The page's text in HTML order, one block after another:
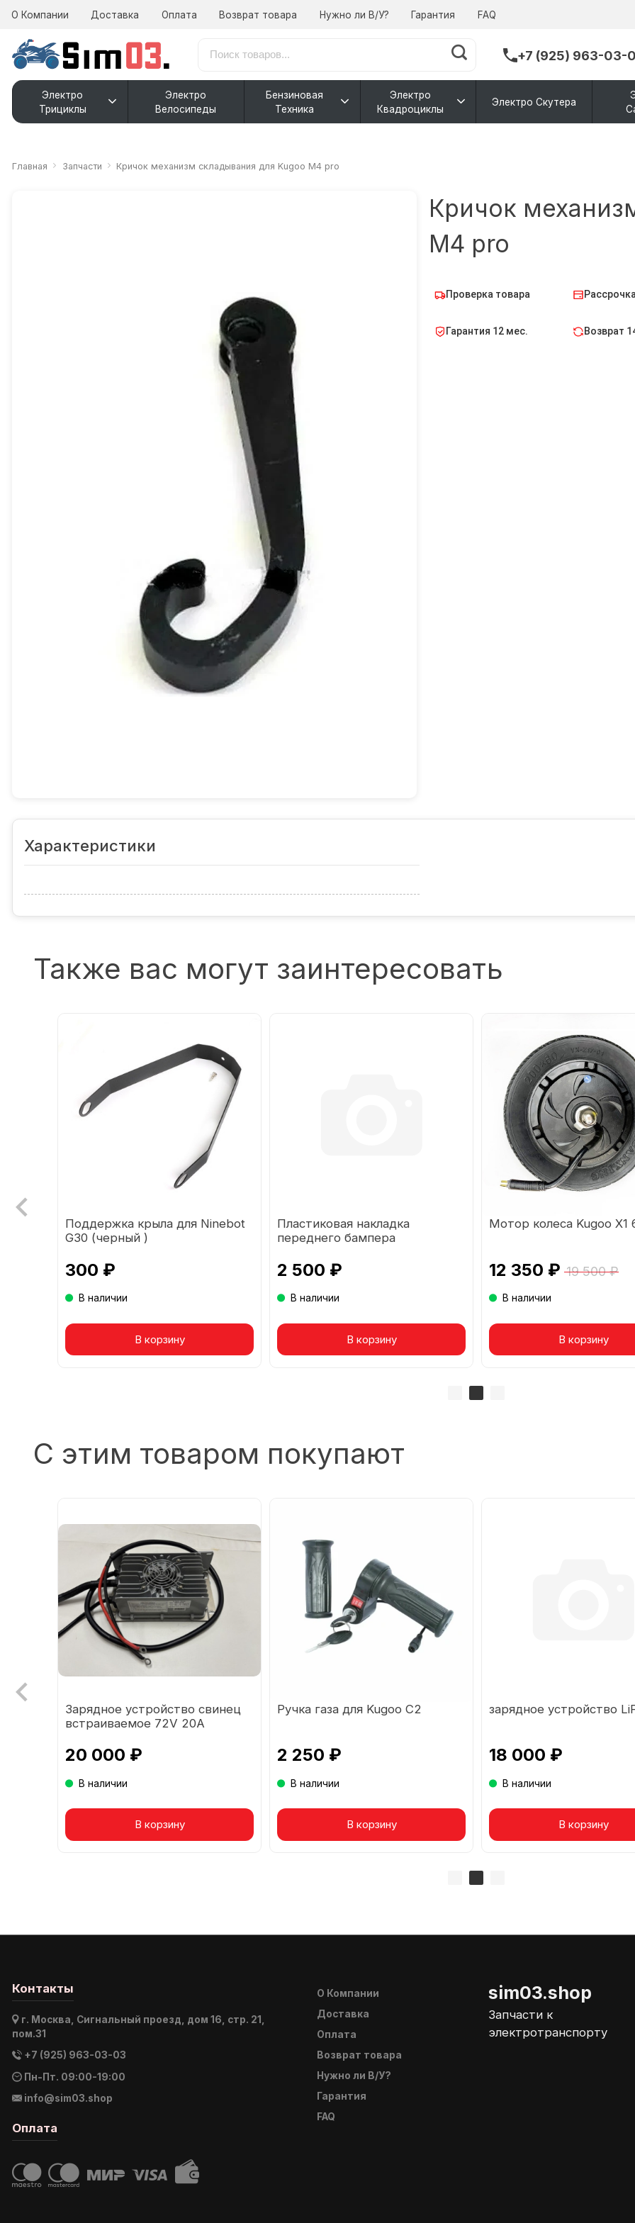
О Компании Доставка Оплата Возврат товара Нужно ли В/У? Гарантия FAQ
+7 (925) 963-03-
Электро
Трициклы
Электро
Велосипеды
Бензиновая
Техника
Электро
Квадроциклы
Электро Скутера
Главная Запчасти Кричок механизм складывания для Kugoo М4 pro
Кричок
М4 pro
Проверка товара
Гарантия 12 мес. Возврат
Характеристики
Также вас могут заинтересовать
Товар в корзине
Поддержка крыла для Ninebot
G30 (черный )
300 ₽
В наличии
В корзину Товар в корзине
Пластиковая накладка
переднего бампера
2 500 ₽
В наличии
В корзину Товар в корзине
Мотор колеса Kugoo X1
12 350 ₽ 19 500 ₽
В наличии
В корзину
С этим товаром покупают
Товар в корзине
Зарядное устройство свинец
встраиваемое 72V 20A
20 000 ₽
В наличии
В корзину Товар в корзине
Ручка газа для Kugoo C2
2 250 ₽
В наличии
В корзину Товар в корзине
зарядное устройство
18 000 ₽
В наличии
В корзину
Контакты
г. Москва, Сигнальный проезд, дом 16, стр. 21,
пом.31
+7 (925) 963-03-03
Пн-Пт. 09:00-19:00
info@sim03.shop
Оплата
О Компании
Доставка
Оплата
Возврат товара
Нужно ли В/У?
Гарантия
FAQ
sim03.shop
Запчасти к
электротранспорту